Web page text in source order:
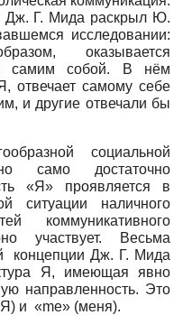
Дж. Г. Мида раскрыл Ю.
исследовании:
оказывается
с самим собой. В нём
отвечает самому себе
и другие отвечали бы
социальной
само достаточно
«Я» проявляется в
ситуации наличного
коммуникативного
участвует. Весьма
концепции Дж. Г. Мида
Я, имеющая явно
направленность. Это
и «me» (меня).